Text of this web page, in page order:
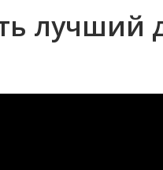
лучший